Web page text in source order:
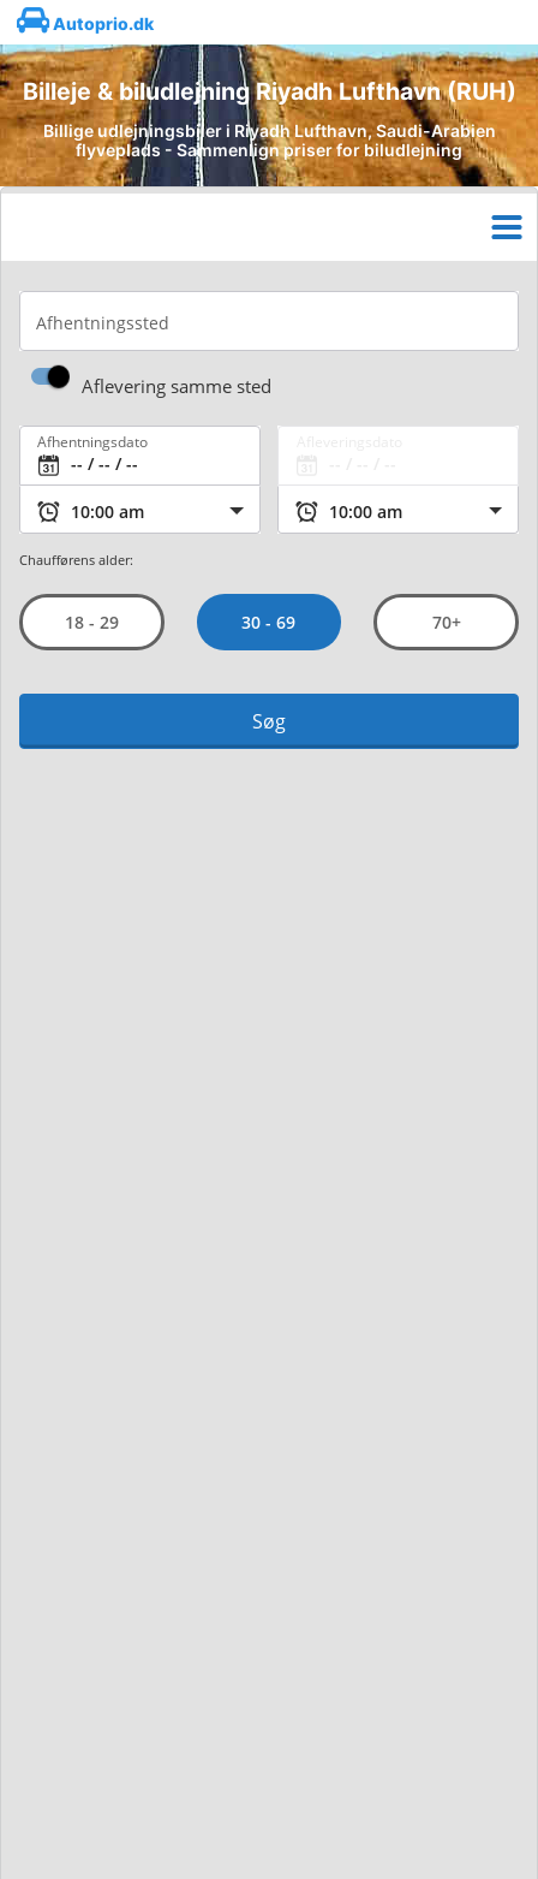
Autoprio.dk
Billeje & biludlejning Riyadh Lufthavn (RUH)
Billige udlejningsbiler i Riyadh Lufthavn, Saudi-Arabien
flyveplads - Sammenlign priser for biludlejning
Afhentningssted
Aflevering samme sted
Afhentningsdato
Chaufførens alder:
18 - 29 30 - 69 70+
Søg